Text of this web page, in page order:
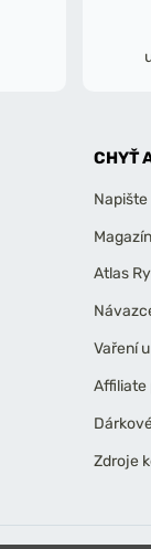
CHYŤ
Magazín
Atlas
Vaření
Affiliate
Zdroje